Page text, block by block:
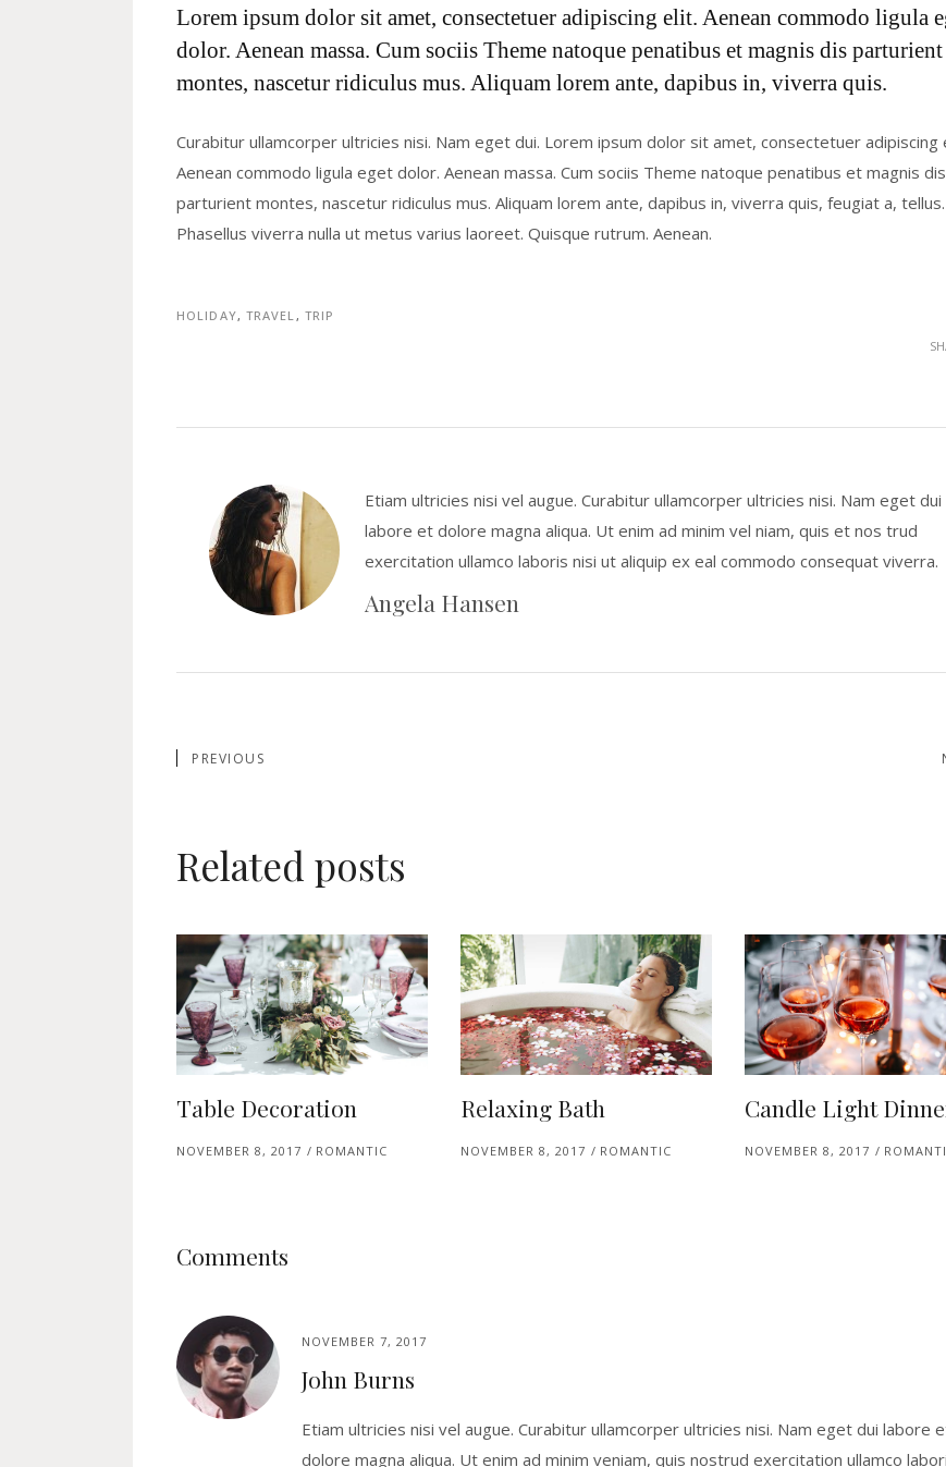
Lorem ipsum dolor sit amet, consectetuer adipiscing elit. Aenean commodo ligula
dolor. Aenean massa. Cum sociis Theme natoque penatibus et magnis dis parturient
montes, nascetur ridiculus mus. Aliquam lorem ante, dapibus in, viverra quis.
Curabitur ullamcorper ultricies nisi. Nam eget dui. Lorem ipsum dolor sit amet, consectetuer adipiscing
Aenean commodo ligula eget dolor. Aenean massa. Cum sociis Theme natoque penatibus et magnis dis
parturient montes, nascetur ridiculus mus. Aliquam lorem ante, dapibus in, viverra quis, feugiat a, tellus.
Phasellus viverra nulla ut metus varius laoreet. Quisque rutrum. Aenean.
HOLIDAY, TRAVEL , TRIP
Etiam ultricies nisi vel augue. Curabitur ullamcorper ultricies nisi. Nam eget dui
labore et dolore magna aliqua. Ut enim ad minim vel niam, quis et nos trud
exercitation ullamco laboris nisi ut aliquip ex eal commodo consequat viverra.
Angela Hansen
PREVIOUS
Related posts
Table Decoration
NOVEMBER 8, 2017 ROMANTIC
Relaxing Bath
NOVEMBER 8, 2017 ROMANTIC
Candle Light
NOVEMBER 8, 2017
Comments
NOVEMBER 7, 2017
John Burns
Etiam ultricies nisi vel augue. Curabitur ullamcorper ultricies nisi. Nam eget dui labore
dolore magna aliqua. Ut enim ad minim veniam, quis nostrud exercitation ullamco